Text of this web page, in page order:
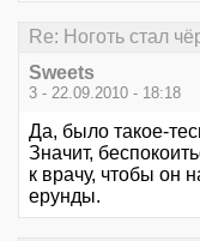
Re: Ноготь стал
Sweets
3 - 22.09.2010 - 18:18
Да, было такое-
Значит,
к врачу, чтобы он
ерунды.